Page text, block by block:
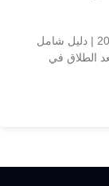
حقوق الزوجة بعد الطلاق في القانون المصري 2026 | دليل شامل
الطلاق في